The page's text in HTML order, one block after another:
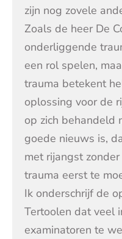
zijn nog zovele
Zoals de heer De
onderliggende
een rol spelen,
trauma betekent
oplossing voor de
op zich behandeld
goede nieuws is,
met rijangst
trauma eerst te
Ik onderschrijf de
Tertoolen dat veel
examinatoren te